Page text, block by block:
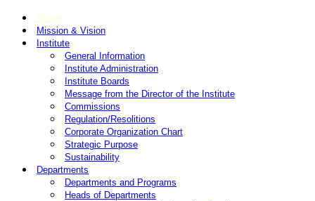
Home
Mission & Vision
Institute
General Information
Institute Administration
Institute Boards
Message from the Director of the Institute
Commissions
Regulation/Resolitions
Corporate Organization Chart
Strategic Purpose
Sustainability
Departments
Departments and Programs
Heads of Departments